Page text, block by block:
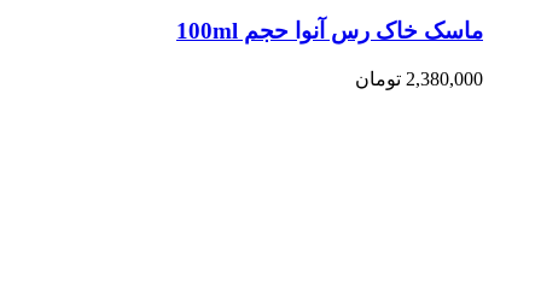
ماسک خاک رس آنوا حجم 100ml
2,380,000 تومان